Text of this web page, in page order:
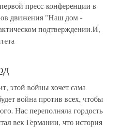
пресс-конференции в
движения "Наш дом -
подтверждении.И,
этой войны хочет сама
война против всех, чтобы
Нас переполняла гордость
век Германии, что история